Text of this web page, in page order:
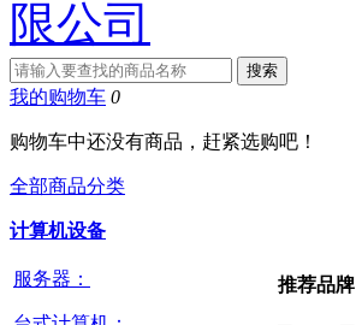
我的购物车 0
购物车中还没有商品，赶紧选购吧！
全部商品分类
计算机设备
服务器： 推荐品牌